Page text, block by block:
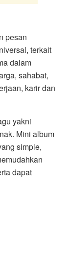
pesan
terkait
dalam
sahabat,
karir dan
yakni
Mini album
simple,
dapat